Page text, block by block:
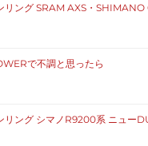
リング SRAM AXS・SHIMANO
で不調と思ったら
リング シマノR9200系 ニュー